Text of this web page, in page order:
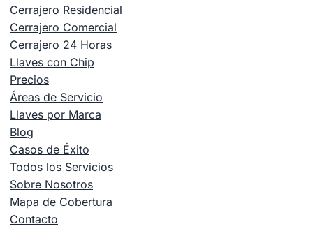
Cerrajero Residencial
Cerrajero Comercial
Cerrajero 24 Horas
Llaves con Chip
Precios
Áreas de Servicio
Llaves por Marca
Blog
Casos de Éxito
Todos los Servicios
Sobre Nosotros
Mapa de Cobertura
Contacto